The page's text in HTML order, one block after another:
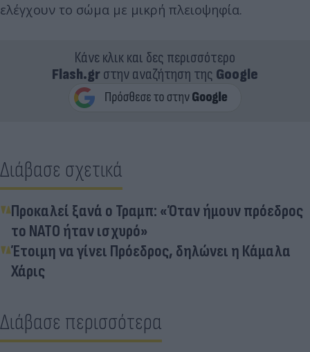
ελέγχουν το σώμα με μικρή πλειοψηφία.
Κάνε κλικ και δες περισσότερο
Flash.grστην αναζήτηση της Google
Διάβασε σχετικά
Προκαλεί ξανά ο Τραμπ: «Όταν ήμουν πρόεδρος
το ΝΑΤΟ ήταν ισχυρό»
Έτοιμη να γίνει Πρόεδρος, δηλώνει η Κάμαλα
Χάρις
Διάβασε περισσότερα